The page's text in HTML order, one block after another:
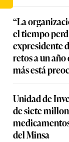
“La
el tiempo
expresidente
retos a un
más está
Unidad de
de siete
del Minsa